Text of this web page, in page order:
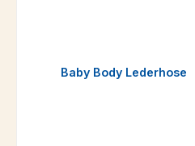
Baby Body Lederhose